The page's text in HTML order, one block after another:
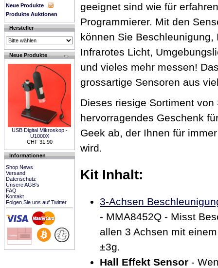
Neue Produkte
Produkte Auktionen
Hersteller
Neue Produkte
USB Digital Mikroskop -
U1000X
CHF 31.90
Informationen
Shop News
Versand
Datenschutz
Unsere AGB's
FAQ
Kontakt
Folgen Sie uns auf Twitter
geeignet sind wie für
Programmierer. Mit den
können Sie Beschleunigung,
Infrarotes Licht,
und vieles mehr messen!
grossartige Sensoren aus
Dieses riesige Sortiment
hervorragendes Geschenk
Geek ab, der Ihnen für
wird.
Kit Inhalt:
3-Achsen
- MMA8452Q - Misst
allen 3 Achsen mit
±3g.
Hall Effekt Sensor -